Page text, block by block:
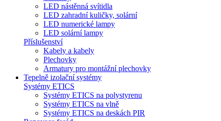
LED nástěnná svítidla
LED zahradní kuličky, solární
LED numerické lampy
LED solární lampy
Příslušenství
Kabely a kabely
Plechovky
Armatury pro montážní plechovky
Tepelně izolační systémy
Systémy ETICS
Systémy ETICS na polystyrenu
Systémy ETICS na vlně
Systémy ETICS na deskách PIR